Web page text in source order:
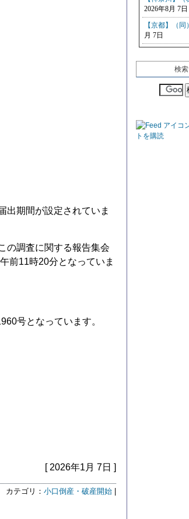
出期間が設定されていま
の調査に関する報告集会
前11時20分となっていま
号となっています。
[ 2026年1月 7日 ]
カテゴリ： 小口倒産・破産開始
検索
トを購読